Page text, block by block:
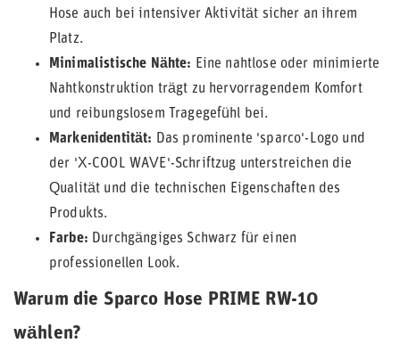
Hose auch bei intensiver Aktivität sicher an ihrem
Platz.
Minimalistische Nähte: Eine nahtlose oder minimierte
Nahtkonstruktion trägt zu hervorragendem Komfort
und reibungslosem Tragegefühl bei.
Markenidentität: Das prominente 'sparco'-Logo und
der 'X-COOL WAVE'-Schriftzug unterstreichen die
Qualität und die technischen Eigenschaften des
Produkts.
Farbe: Durchgängiges Schwarz für einen
professionellen Look.
Warum die Sparco Hose PRIME RW-10
wählen?